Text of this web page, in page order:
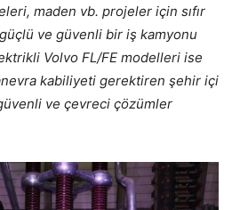
maden vb. projeler için sıfır
ve güvenli bir iş kamyonu
Volvo FL/FE modelleri ise
kabiliyeti gerektiren şehir içi
güvenli ve çevreci çözümler